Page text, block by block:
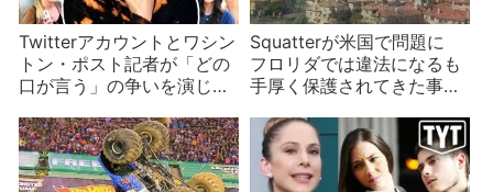
Twitterアカウントとワシン
トン・ポスト記者が「どの
口が言う」の争いを演じ
と左派
Squatterが米国で問題に
フロリダでは違法になるも
手厚く保護されてきた事情